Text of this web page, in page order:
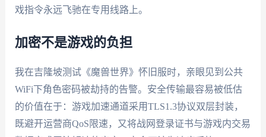
戏指令永远飞驰在专用线路上。
加密不是游戏的负担
我在吉隆坡测试《魔兽世界》怀旧服时，亲眼见到公共
WiFi下角色密码被劫持的告警。安全传输最容易被低估
的价值在于：游戏加速通道采用TLS1.3协议双层封装，
既避开运营商QoS限速，又将战网登录证书与游戏内交易